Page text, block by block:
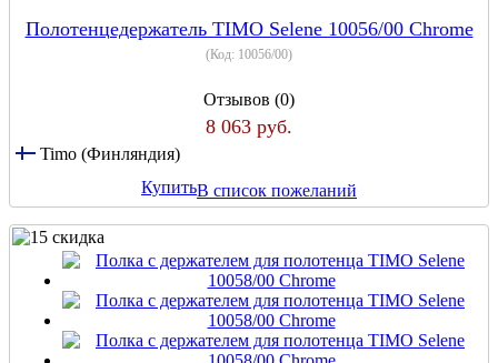
Полотенцедержатель TIMO Selene 10056/00 Chrome
(Код: 10056/00)
Отзывов (0)
8 063 руб.
Timo (Финляндия)
КупитьВ список пожеланий